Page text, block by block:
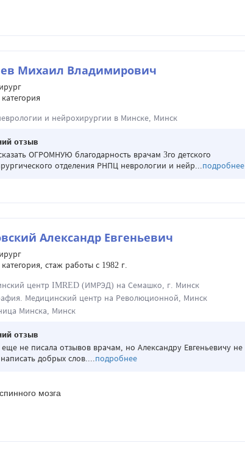
Михаил Владимирович
и нейрохирургии в Минске, Минск
отзыв
ОГРОМНУЮ благодарность врачам 3го детского
отделения РНПЦ неврологии и нейр...подробнее
Александр Евгеньевич
стаж работы с 1982 г.
центр IMRED (ИМРЭД) на Семашко, г. Минск
Медицинский центр на Революционной, Минск
Минска, Минск
отзыв
еще не писала отзывов врачам, но Александру Евгеньевичу не
добрых слов....подробнее
мозга